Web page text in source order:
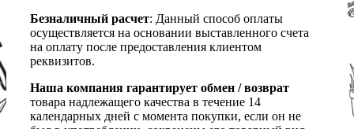
Безналичный расчет: Данный способ оплаты
осуществляется на основании выставленного счета
на оплату после предоставления клиентом
реквизитов.
Наша компания гарантирует обмен / возврат
товара надлежащего качества в течение 14
календарных дней с момента покупки, если он не